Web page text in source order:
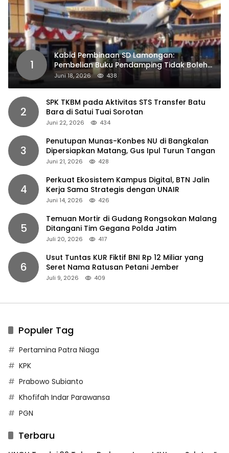
1
Kabid Pembinaan SD Lamongan:
Pembelian Buku Pendamping Tidak Boleh
Dipaksakan
Juni 18, 2026 438
2
SPK TKBM pada Aktivitas STS Transfer Batu
Bara di Satui Tuai Sorotan
Juni 22, 2026 434
3
Penutupan Munas-Konbes NU di Bangkalan
Dipersiapkan Matang, Gus Ipul Turun Tangan
Juni 21, 2026 428
4
Perkuat Ekosistem Kampus Digital, BTN Jalin
Kerja Sama Strategis dengan UNAIR
Juni 14, 2026 426
5
Temuan Mortir di Gudang Rongsokan Malang
Ditangani Tim Gegana Polda Jatim
Juli 20, 2026 417
6
Usut Tuntas KUR Fiktif BNI Rp 12 Miliar yang
Seret Nama Ratusan Petani Jember
Juli 9, 2026 409
Populer Tag
Pertamina Patra Niaga
KPK
Prabowo Subianto
Khofifah Indar Parawansa
PGN
Terbaru